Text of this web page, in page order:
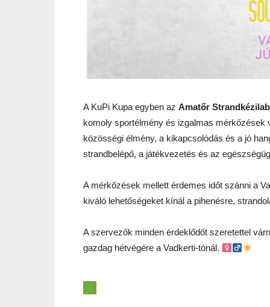
A KuPi Kupa egyben az Amatőr
komoly sportélmény és izgalmas
közösségi élmény, a kikapcsolódás és a jó
strandbelépő, a játékvezetés és az
A mérkőzések mellett érdemes időt szánni a
kiváló lehetőségeket kínál a pihenésre,
A szervezők minden érdeklődőt szeretettel
gazdag hétvégére a Vadkerti-tónál.